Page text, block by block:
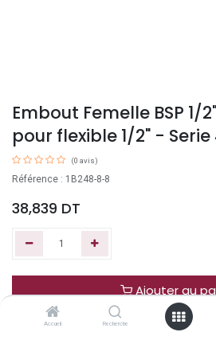
Accueil Recherche
Embout Femelle BSP 1/
pour flexible 1/2" - Serie
(0 avis)
Référence : 1B248-8-8
38,839 DT
Ajouter au
Acheter